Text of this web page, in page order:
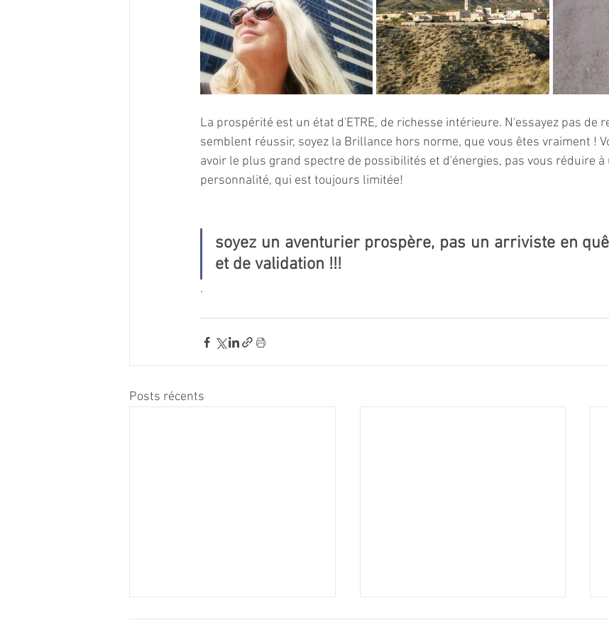
La prospérité est un état d'ETRE, de richesse intérieure. N'essayez pas de
semblent réussir, soyez la Brillance hors norme, que vous êtes vraiment !
avoir le plus grand spectre de possibilités et d'énergies, pas vous réduire à
personnalité, qui est toujours limitée!
soyez un aventurier prospère, pas un arriviste en
et de validation !!!
.
Posts récents